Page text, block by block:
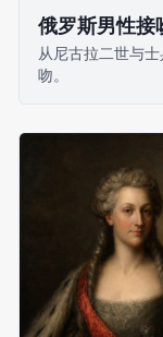
俄罗斯男性接
从尼古拉二世与
吻。